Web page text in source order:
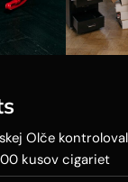
Olče
kusov cigariet